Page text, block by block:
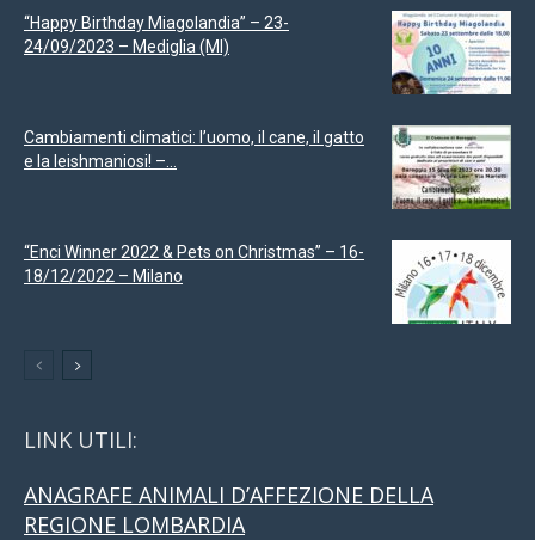
“Happy Birthday Miagolandia” – 23-
24/09/2023 – Mediglia (MI)
Cambiamenti climatici: l’uomo, il cane, il gatto
e la leishmaniosi! –...
“Enci Winner 2022 & Pets on Christmas” – 16-
18/12/2022 – Milano
LINK UTILI:
ANAGRAFE ANIMALI D’AFFEZIONE DELLA
REGIONE LOMBARDIA